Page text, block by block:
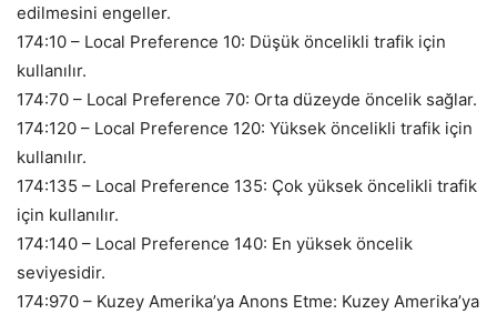
edilmesini engeller.
174:10 – Local Preference 10: Düşük öncelikli trafik için
kullanılır.
174:70 – Local Preference 70: Orta düzeyde öncelik sağlar.
174:120 – Local Preference 120: Yüksek öncelikli trafik için
kullanılır.
174:135 – Local Preference 135: Çok yüksek öncelikli trafik
için kullanılır.
174:140 – Local Preference 140: En yüksek öncelik
seviyesidir.
174:970 – Kuzey Amerika’ya Anons Etme: Kuzey Amerika’ya